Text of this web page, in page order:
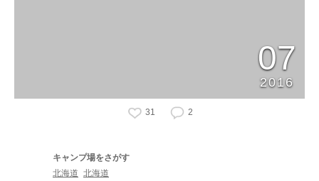
07
2016
31 2
キャンプ場をさがす
北海道 北海道